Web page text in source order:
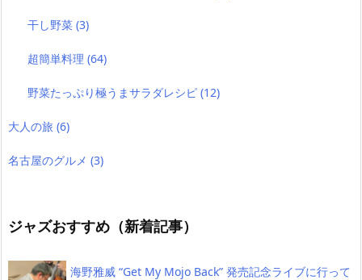
干し野菜(3)
超簡単料理(64)
野菜たっぷり極うまサラダレシピ(12)
大人の旅 (6)
名古屋のグルメ (3)
ジャズおすすめ（新着記事）
海野雅威 “Get My Mojo Back” 発売記念ライブに行って